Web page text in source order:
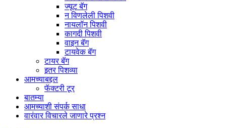
ज्यूट बॅग
न विणलेली पिशवी
नायलॉन पिशवी
कागदी पिशवी
वाइन बॅग
टायवेक बॅग
टायर बॅग
इतर पिशव्या
आमच्याबद्दल
फॅक्टरी टूर
बातम्या
आमच्याशी संपर्क साधा
वारंवार विचारले जाणारे प्रश्न